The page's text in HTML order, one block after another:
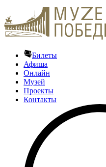
Билеты
Афиша
Онлайн
Музей
Проекты
Контакты